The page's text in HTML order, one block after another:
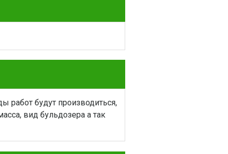
работ будут производиться,
вид бульдозера а так